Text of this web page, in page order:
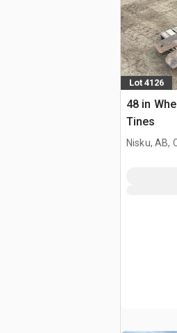
Lot 4126
48 in
Tines
Nisku, AB,